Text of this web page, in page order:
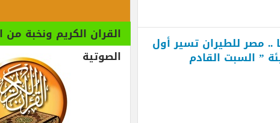
تسير أول
القادم
القران الكريم ونخبة من التفاسير